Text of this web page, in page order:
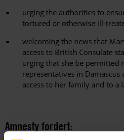
urging the authorities to
tortured or otherwise ill-
welcoming the news that
access to British Consulate
urging that she be permitted
representatives in Damascus
access to her family and to a
Amnesty fordert: